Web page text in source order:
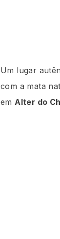
Um lugar
com a mata
em Alter do